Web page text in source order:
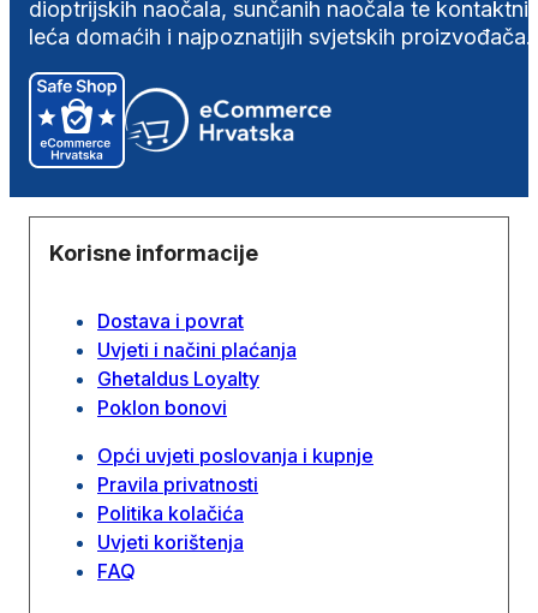
dioptrijskih naočala, sunčanih naočala te
leća domaćih i najpoznatijih svjetskih proizvođača.
Korisne informacije
Dostava i povrat
Uvjeti i načini plaćanja
Ghetaldus Loyalty
Poklon bonovi
Opći uvjeti poslovanja i kupnje
Pravila privatnosti
Politika kolačića
Uvjeti korištenja
FAQ